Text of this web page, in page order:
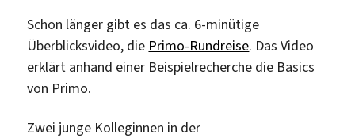
die
„International
Week“
Schon länger gibt es das ca. 6-minütige
Überblicksvideo, die Primo-Rundreise. Das Video
erklärt anhand einer Beispielrecherche die Basics
von Primo.
Zwei junge Kolleginnen in der